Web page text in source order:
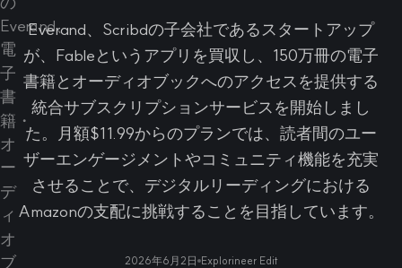
Everand、Scribdの子会社であるスタートアップ
が、Fableというアプリを買収し、150万冊の電子
書籍とオーディオブックへのアクセスを提供する
統合サブスクリプションサービスを開始しまし
た。月額$11.99からのプランでは、読者間のユー
ザーエンゲージメントやコミュニティ機能を充実
させることで、デジタルリーディングにおける
Amazonの支配に挑戦することを目指しています。
2026年6月2日 Explorineer Edit